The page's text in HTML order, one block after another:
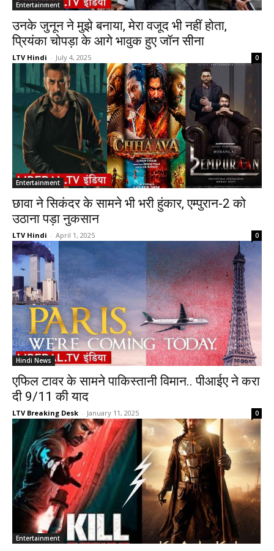
Entertainment
उनके जुनून ने मुझे बनाया, मेरा वजूद भी नहीं होता,
प्रियंका चोपड़ा के आगे भावुक हुए जॉन सीना
LTV Hindi - July 4, 2025 0
Entertainment
छावा ने सिकंदर के सामने भी भरी हुंकार, एम्पुरान-2 को
उठाना पड़ा नुकसान
LTV Hindi - April 1, 2025 0
Hindi News
एफिल टावर के सामने पाकिस्तानी विमान.. पीआईए ने करा
दी 9/11 की याद
LTV Breaking Desk - January 11, 2025 0
Entertainment